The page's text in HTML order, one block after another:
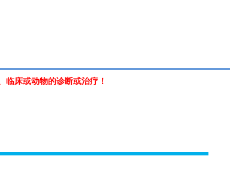
临床或动物的诊断或治疗！